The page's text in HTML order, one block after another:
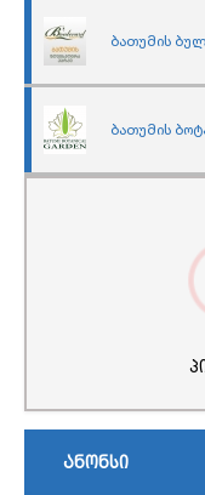
ბათუმის
ბათუმის
ანონსი